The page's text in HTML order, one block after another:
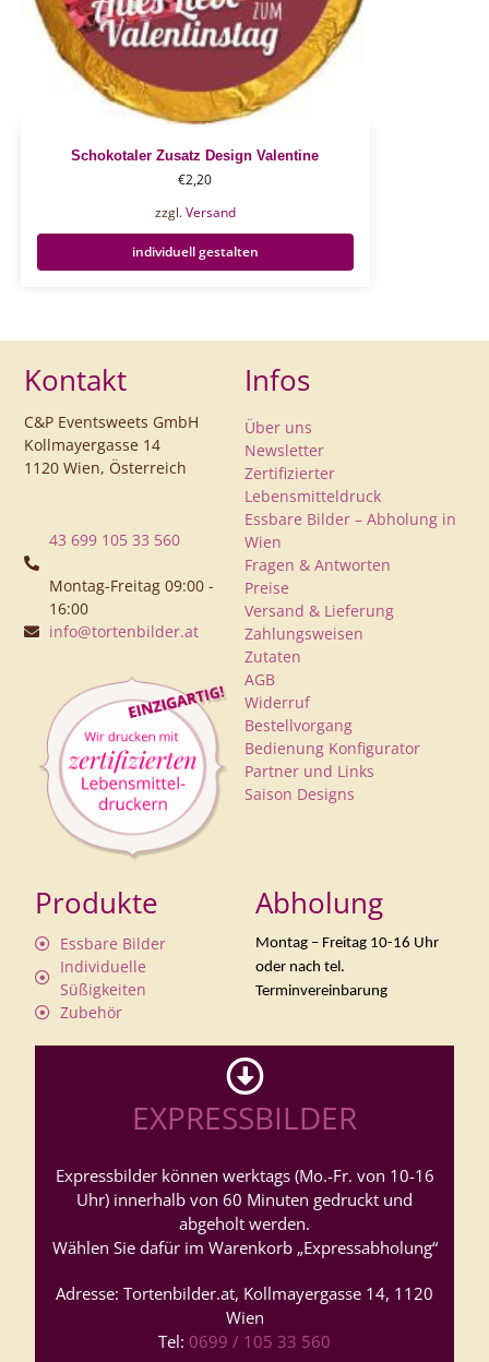
Schokotaler Zusatz Design Valentine
€2,20
zzgl.Versand
individuell gestalten
Kontakt
C&P Eventsweets GmbH
Kollmayergasse 14
1120 Wien, Österreich
43 699 105 33 560
Montag-Freitag 09:00 -
16:00
info@tortenbilder.at
Infos
Über uns
Newsletter
Zertifizierter
Lebensmitteldruck
Essbare Bilder – Abholung in
Wien
Fragen & Antworten
Preise
Versand & Lieferung
Zahlungsweisen
Zutaten
AGB
Widerruf
Bestellvorgang
Bedienung Konfigurator
Partner und Links
Saison Designs
Produkte
Essbare Bilder
Individuelle
Süßigkeiten
Zubehör
Abholung
Montag – Freitag 10-16 Uhr
oder nach tel.
Terminvereinbarung
EXPRESSBILDER
Expressbilder können werktags (Mo.-Fr. von 10-16
Uhr) innerhalb von 60 Minuten gedruckt und
abgeholt werden.
Wählen Sie dafür im Warenkorb „Expressabholung“
Adresse: Tortenbilder.at, Kollmayergasse 14, 1120
Wien
Tel: 0699 / 105 33 560